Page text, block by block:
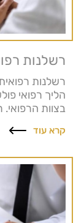
רשלנות
רשלנות
הליך רפואי
בצוות
קרא עוד